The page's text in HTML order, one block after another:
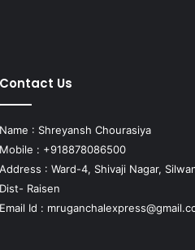
Contact Us
Name : Shreyansh Chourasiya
Mobile : +918878086500
Address : Ward-4, Shivaji Nagar,
Dist- Raisen
Email Id :